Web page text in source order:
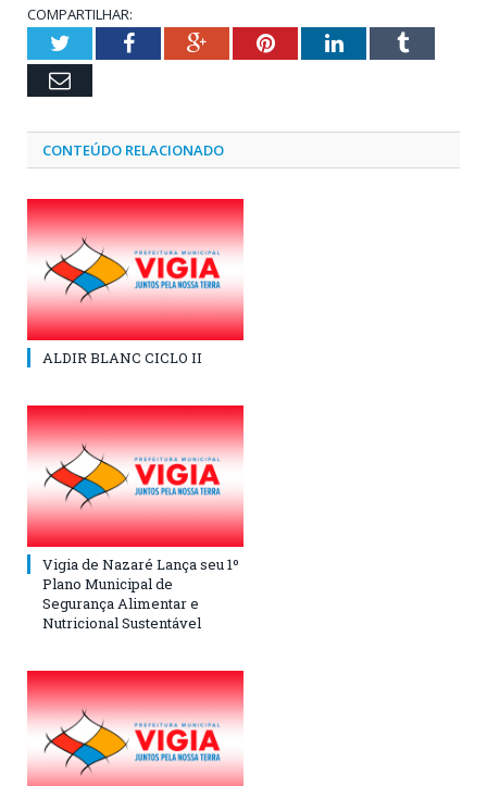
COMPARTILHAR:
TwitterFacebookGoogle+PinterestLinkedInTumblr
Email
CONTEÚDO RELACIONADO
ALDIR BLANC CICLO II
Vigia de Nazaré Lança seu 1º
Plano Municipal de
Segurança Alimentar e
Nutricional Sustentável